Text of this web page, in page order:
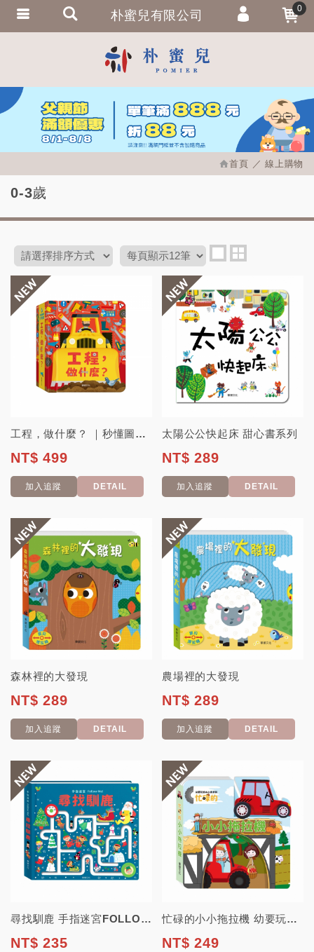
首頁 線上購物
0-3歲
工程，做什麼？ ｜秒懂圖解方塊書系列
NT$ 499
加入追蹤 DETAIL
太陽公公快起床 甜心書系列
NT$ 289
加入追蹤 DETAIL
森林裡的大發現
NT$ 289
加入追蹤 DETAIL
農場裡的大發現
NT$ 289
加入追蹤 DETAIL
尋找馴鹿 手指迷宮FOLLOW ME系列
NT$ 235
忙碌的小小拖拉機 幼要玩小車書系列
NT$ 249
朴蜜兒有限公司 0
會員登入
會員註冊
忘記密碼
訂單查詢
繁體中文